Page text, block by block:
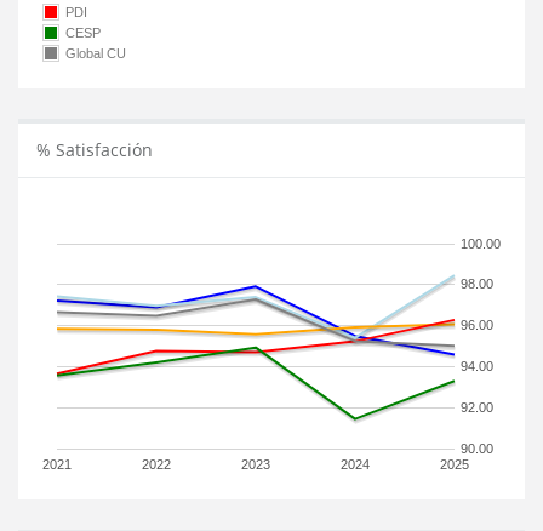
PDI
CESP
Global CU
% Satisfacción
2021 2022 2023 2024 2025
90.00
92.00
94.00
96.00
98.00
100.00